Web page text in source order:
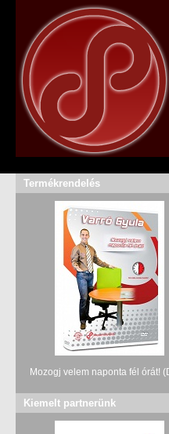
Termékrendelés
Mozogj velem naponta fél órát!
Kiemelt partnerünk